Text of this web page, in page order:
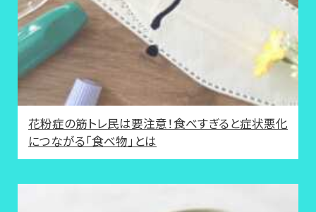
花粉症の筋トレ民は要注意！食べすぎると症状悪化
につながる「食べ物」とは